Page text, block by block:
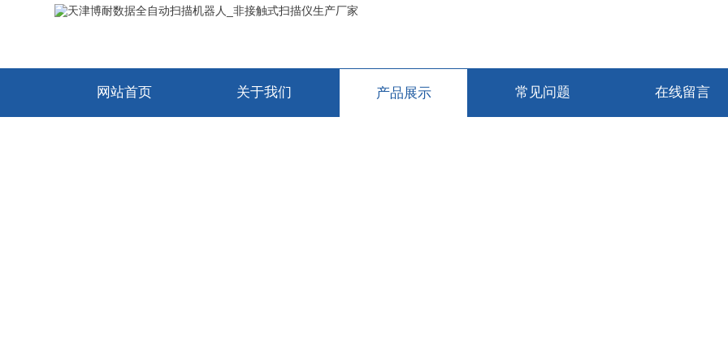
网站首页 关于我们 产品展示 常见问题 在线留言